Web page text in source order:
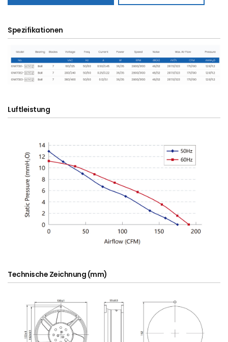
Spezifikationen
Luftleistung
Technische Zeichnung (mm)